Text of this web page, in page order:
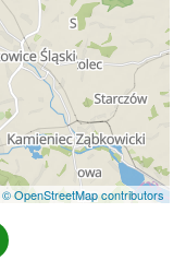
© OpenStreetMap contributors